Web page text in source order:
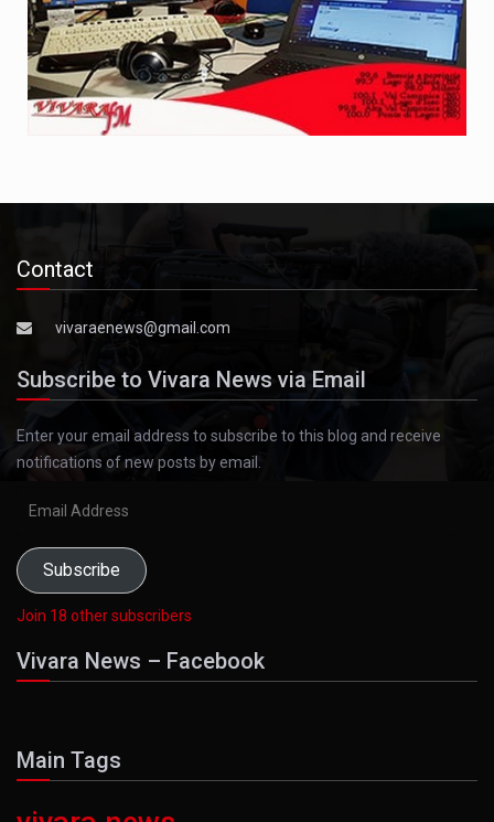
Contact
vivaraenews@gmail.com
Subscribe to Vivara News via Email
Enter your email address to subscribe to this blog and receive
notifications of new posts by email.
Subscribe
Join 18 other subscribers
Vivara News – Facebook
Main Tags